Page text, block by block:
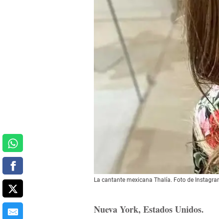
La cantante mexicana Thalía. Foto de
Nueva York, Estados Unidos.